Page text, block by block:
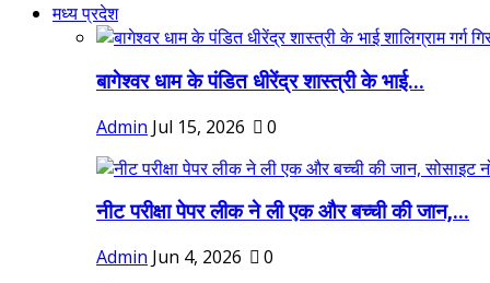
मध्य प्रदेश
बागेश्वर धाम के पंडित धीरेंद्र शास्त्री के भाई...
Admin Jul 15, 2026 0
नीट परीक्षा पेपर लीक ने ली एक और बच्ची की जान,...
Admin Jun 4, 2026 0